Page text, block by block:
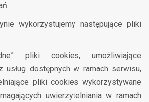
wykorzystujemy następujące pliki
pliki cookies, umożliwiające
usług dostępnych w ramach serwisu,
pliki cookies wykorzystywane
uwierzytelniania w ramach